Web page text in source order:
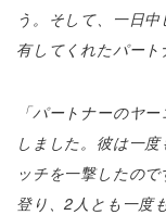
う。そして、一日
有してくれたパート
「パートナーのヤ
しました。彼は一
ッチを一撃したの
登り、2人とも一度